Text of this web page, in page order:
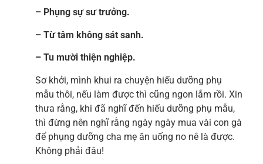
– Phụng sự sư trưởng.
– Từ tâm không sát sanh.
– Tu mười thiện nghiệp.
Sơ khởi, mình khui ra chuyện hiếu dưỡng phụ
mẫu thôi, nếu làm được thì cũng ngon lắm rồi. Xin
thưa rằng, khi đã nghĩ đến hiếu dưỡng phụ mẫu,
thì đừng nên nghĩ rằng ngày ngày mua vài con gà
để phụng dưỡng cha mẹ ăn uống no nê là được.
Không phải đâu!